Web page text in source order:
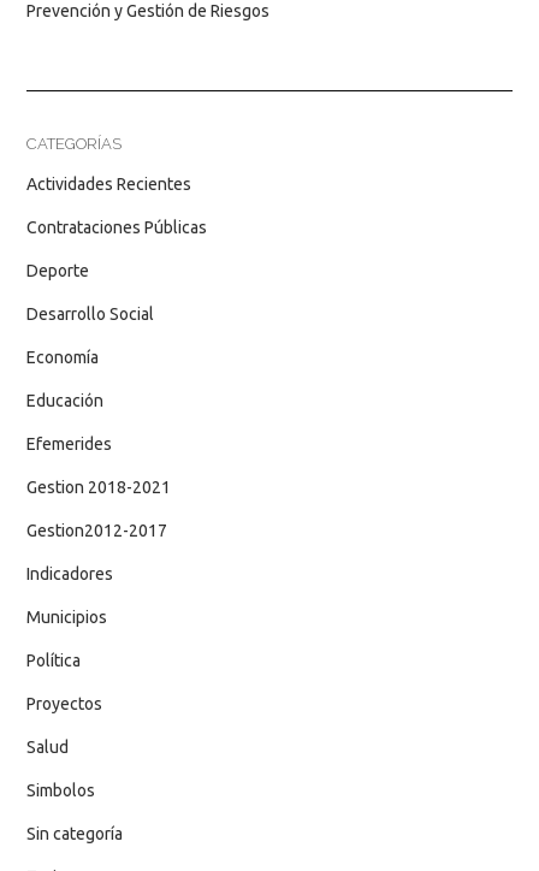
Prevención y Gestión de Riesgos
CATEGORÍAS
Actividades Recientes
Contrataciones Públicas
Deporte
Desarrollo Social
Economía
Educación
Efemerides
Gestion 2018-2021
Gestion2012-2017
Indicadores
Municipios
Política
Proyectos
Salud
Simbolos
Sin categoría